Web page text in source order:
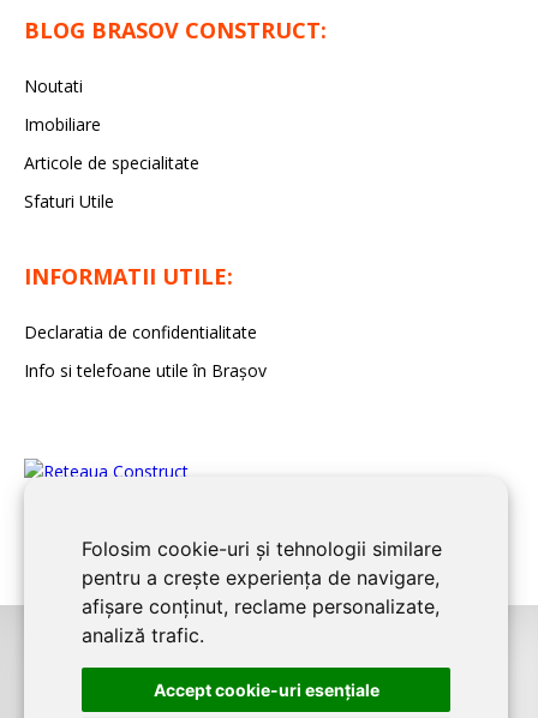
Folosim cookie-uri și tehnologii similare
pentru a crește experiența de navigare,
afișare conținut, reclame personalizate,
analiză trafic.
Accept cookie-uri esenţiale
BLOG BRASOV CONSTRUCT:
Noutati
Imobiliare
Articole de specialitate
Sfaturi Utile
INFORMATII UTILE:
Declaratia de confidentialitate
Info si telefoane utile în Braşov
©2008-2026BRASOV CONSTRUCTeste un serviciu de promovare online
pentru firme. Proiect digital dezvoltat deLIVE COMMUNICATIONS SRL